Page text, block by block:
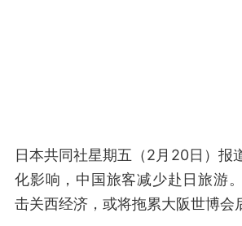
日本共同社星期五（2月20日）报
化影响，中国旅客减少赴日旅游
击关西经济，或将拖累大阪世博会